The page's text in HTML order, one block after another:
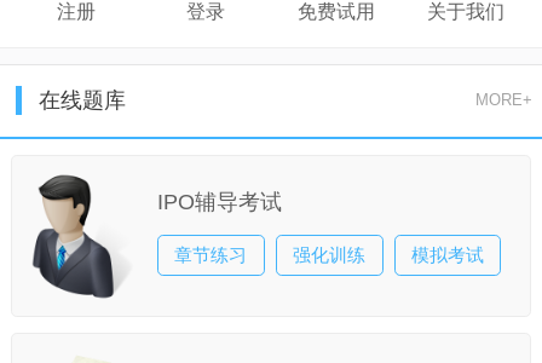
注册 登录 免费试用 关于我们
在线题库 MORE+
IPO辅导考试
章节练习 强化训练 模拟考试